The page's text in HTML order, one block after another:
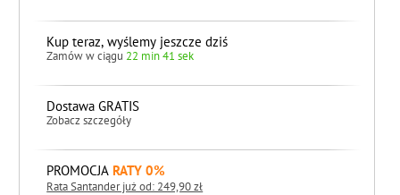
Kup teraz, wyślemy jeszcze dziś
Zamów w ciągu 22 min 40 sek
Dostawa GRATIS
Zobacz szczegóły
PROMOCJA RATY 0%
Rata Santander już od: 249,90 zł